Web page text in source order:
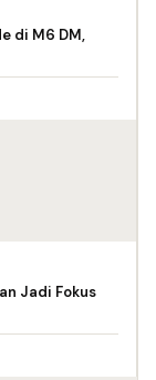
di M6 DM,
Jadi Fokus